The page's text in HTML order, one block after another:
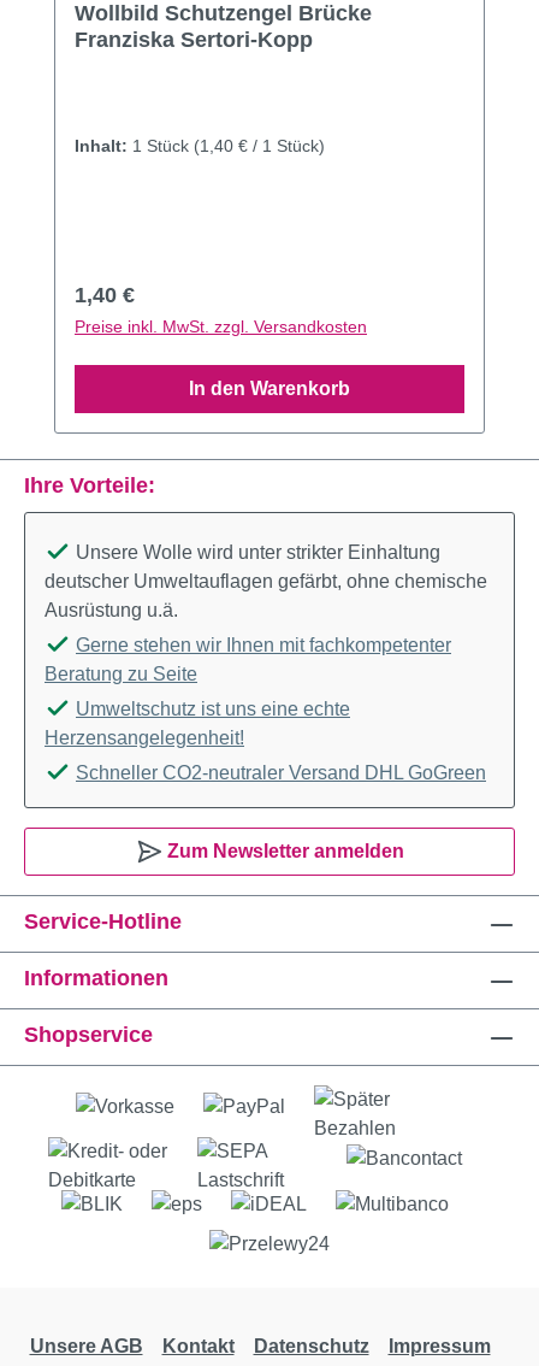
Wollbild Schutzengel Brücke
Franziska Sertori-Kopp
Inhalt: 1 Stück (1,40 € / 1 Stück)
Regulärer Preis:
1,40 €
Preise inkl. MwSt. zzgl. Versandkosten
In den Warenkorb
Service-Hotline
Informationen
Shopservice
Ihre Vorteile:
Unsere Wolle wird unter strikter Einhaltung
deutscher Umweltauflagen gefärbt, ohne chemische
Ausrüstung u.ä.
Gerne stehen wir Ihnen mit fachkompetenter
Beratung zu Seite
Umweltschutz ist uns eine echte
Herzensangelegenheit!
Schneller CO2-neutraler Versand DHL GoGreen
Zum Newsletter anmelden
Unsere AGB Kontakt Datenschutz Impressum